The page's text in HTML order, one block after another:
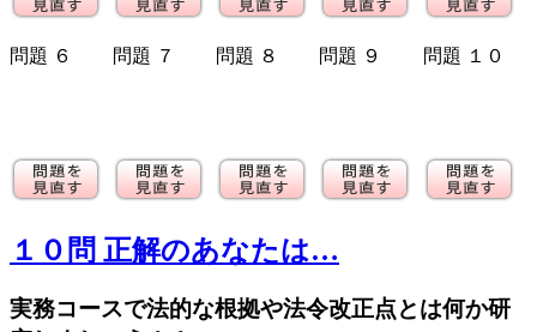
問題 ６ 問題 ７ 問題 ８ 問題 ９ 問題 １０
１０問 正解のあなたは…
実務コースで法的な根拠や法令改正点とは何か研